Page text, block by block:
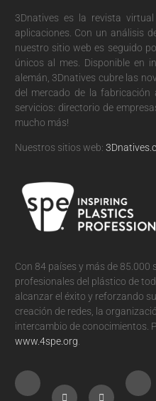
3Dnatives es la revista
aplicaciones. Con un análisis
nuestro sitio web es seguido
únicos al mes. Disponible en
alemán, 3Dnatives cubre las
del mercado de la
servicios: directorio de
mucho más!
Nuestros sitios web:
Con 84 países y más de 85.000
profesionales del plástico de
alcanzar el éxito y reforzando
creación de redes, la
intercambio de conocimientos.
www.4spe.org.